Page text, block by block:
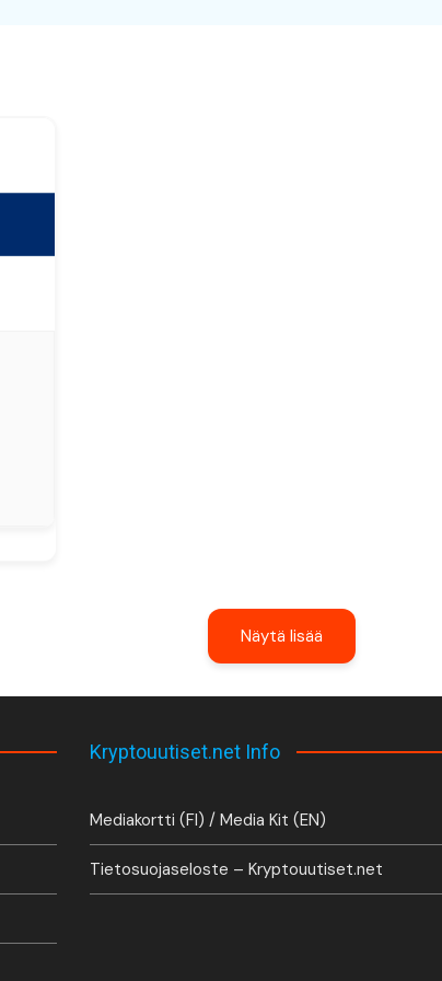
Näytä lisää
Kryptouutiset.net Info
Mediakortti (FI) / Media Kit (EN)
Tietosuojaseloste – Kryptouutiset.net